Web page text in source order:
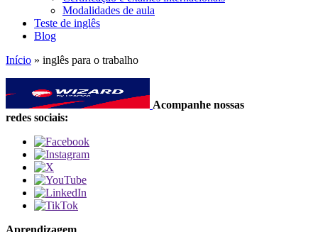
Modalidades de aula
Teste de inglês
Blog
Início » inglês para o trabalho
Acompanhe nossas
redes sociais:
Aprendizagem